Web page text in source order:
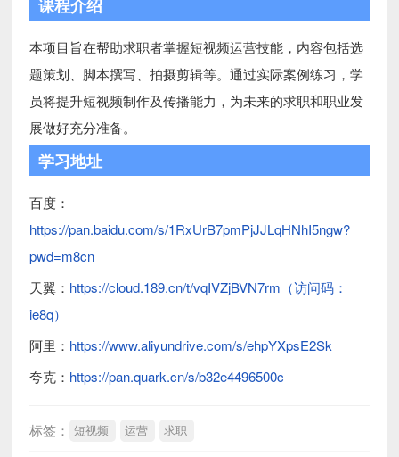
课程介绍
本项目旨在帮助求职者掌握短视频运营技能，内容包括选
题策划、脚本撰写、拍摄剪辑等。通过实际案例练习，学
员将提升短视频制作及传播能力，为未来的求职和职业发
展做好充分准备。
学习地址
百度：
https://pan.baidu.com/s/1RxUrB7pmPjJJLqHNhI5ngw?
pwd=m8cn
天翼： https://cloud.189.cn/t/vqIVZjBVN7rm（访问码：
ie8q）
阿里： https://www.aliyundrive.com/s/ehpYXpsE2Sk
夸克： https://pan.quark.cn/s/b32e4496500c
标签： 短视频 运营 求职